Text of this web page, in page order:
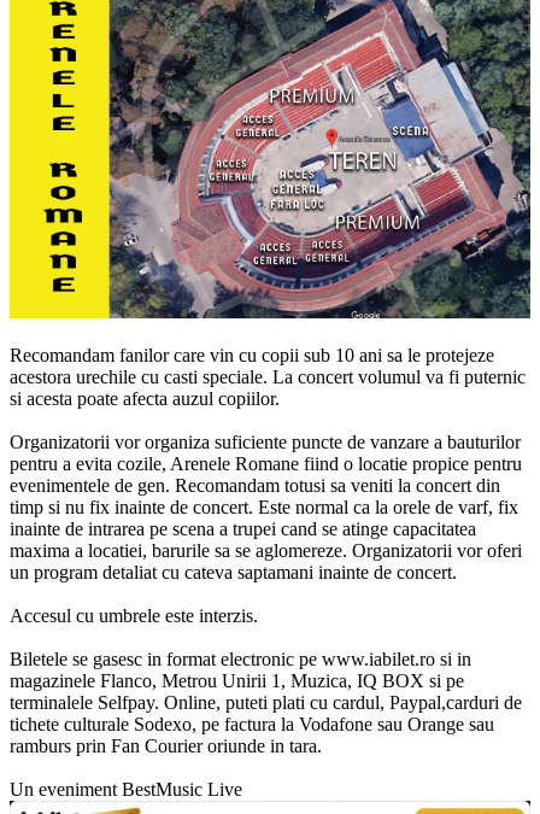
Recomandam fanilor care vin cu copii sub 10 ani sa le protejeze
acestora urechile cu casti speciale. La concert volumul va fi puternic
si acesta poate afecta auzul copiilor.
Organizatorii vor organiza suficiente puncte de vanzare a bauturilor
pentru a evita cozile, Arenele Romane fiind o locatie propice pentru
evenimentele de gen. Recomandam totusi sa veniti la concert din
timp si nu fix inainte de concert. Este normal ca la orele de varf, fix
inainte de intrarea pe scena a trupei cand se atinge capacitatea
maxima a locatiei, barurile sa se aglomereze. Organizatorii vor oferi
un program detaliat cu cateva saptamani inainte de concert.
Accesul cu umbrele este interzis.
Biletele se gasesc in format electronic pe www.iabilet.ro si in
magazinele Flanco, Metrou Unirii 1, Muzica, IQ BOX si pe
terminalele Selfpay. Online, puteti plati cu cardul, Paypal,carduri de
tichete culturale Sodexo, pe factura la Vodafone sau Orange sau
ramburs prin Fan Courier oriunde in tara.
Un eveniment BestMusic Live